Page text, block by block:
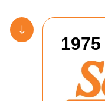
1975
"